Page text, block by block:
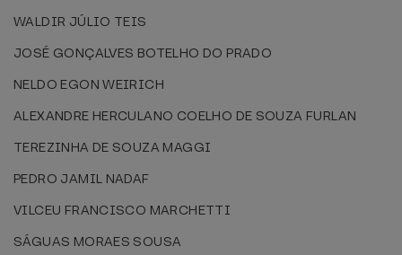
WALDIR JÚLIO TEIS
JOSÉ GONÇALVES BOTELHO DO PRADO
NELDO EGON WEIRICH
ALEXANDRE HERCULANO COELHO DE SOUZA FURLAN
TEREZINHA DE SOUZA MAGGI
PEDRO JAMIL NADAF
VILCEU FRANCISCO MARCHETTI
SÁGUAS MORAES SOUSA